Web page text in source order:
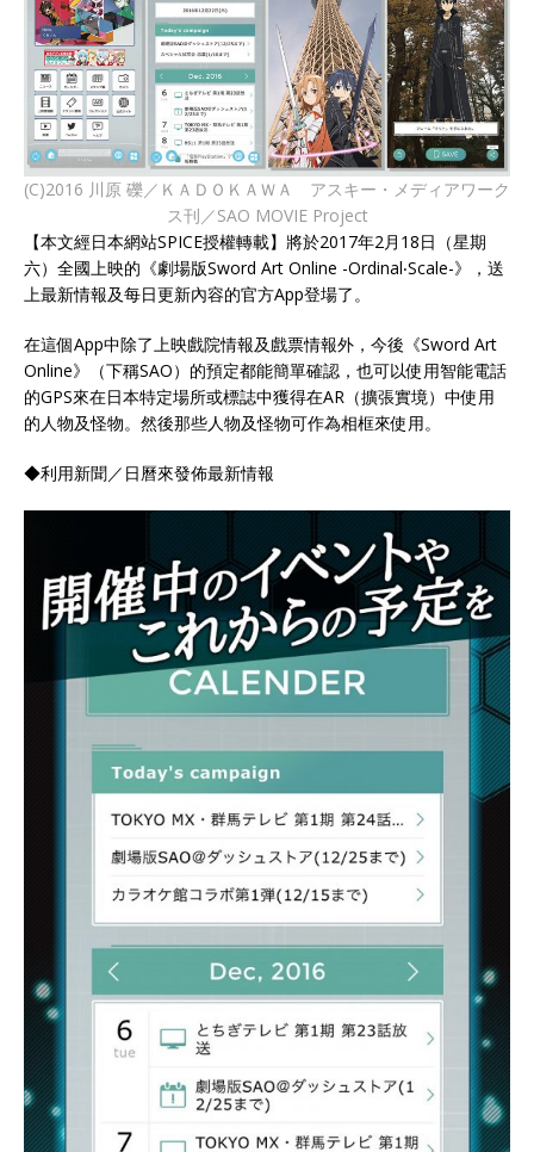
(C)2016 川原 礫／ＫＡＤＯＫＡＷＡ アスキー・メディアワーク
ス刊／SAO MOVIE Project
【本文經日本網站SPICE授權轉載】將於2017年2月18日（星期
六）全國上映的《劇場版Sword Art Online -Ordinal‧Scale-》，送
上最新情報及每日更新內容的官方App登場了。
在這個App中除了上映戲院情報及戲票情報外，今後《Sword Art
Online》（下稱SAO）的預定都能簡單確認，也可以使用智能電話
的GPS來在日本特定場所或標誌中獲得在AR（擴張實境）中使用
的人物及怪物。然後那些人物及怪物可作為相框來使用。
◆利用新聞／日曆來發佈最新情報